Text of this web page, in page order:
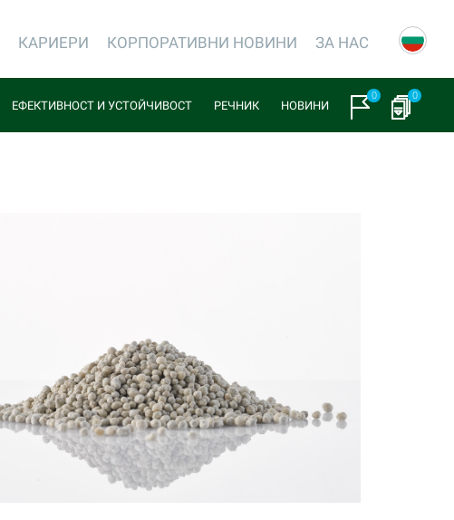
КАРИЕРИ КОРПОРАТИВНИ НОВИНИ ЗА НАС
ЕФЕКТИВНОСТ И УСТОЙЧИВОСТ РЕЧНИК НОВИНИ
0 0